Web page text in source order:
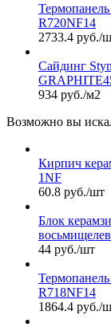
R720NF14
2733.4 руб./
Сайдинг
934 руб./м2
Возможно вы
Кирпич
1NF
60.8 руб./шт
Блок
44 руб./шт
R718NF14
1864.4 руб./